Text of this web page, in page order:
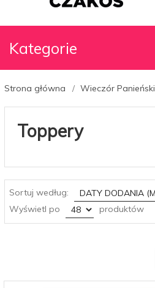
Kategorie
Strona główna Wieczór Panieński
Toppery
Sortuj według:
sort
Wyświetl po
pop produktów